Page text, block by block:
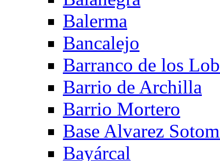
Balerma
Bancalejo
Barranco de los
Barrio de Archilla
Barrio Mortero
Base Alvarez
Bayárcal